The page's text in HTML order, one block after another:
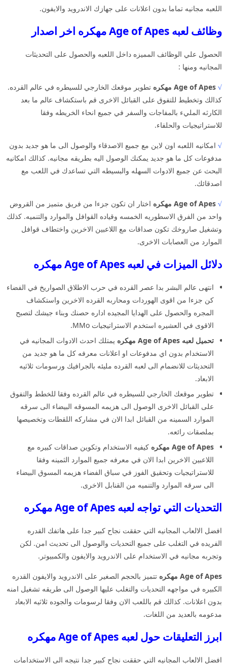
اللعبه مجانيه تماما بدون اعلانات على جهازك الاندرويد والايفون.
وظائف لعبه Age of Apes مهكره اخر اصدار
الحصول علي الوظائف المميزه داخل اللعبه والحصول على التحديثات
المجانيه ومنها :
√ Age of Apes مهكره
تطوير موقعك الخارجي للسيطره في عالم القرده.
كذالك وتخطيط للتفوق على القبائل الاخرى قم باستكشاف عالم ما بعد
الكارثه المليء بالمفاجات والسفر في جميع انحاء الخريطه وفقا
للاستراتيجيات والحلفاء.
√ امكانيه اللعبه اون لاين مع جميع الاصدقاء والوصول الى ما هو جديد بدون
مدفوعات كل ما هو جديد يمكنك الوصول اليه بطريقه مجانيه. كذالك امكانيه
البحث عن جميع الادوات السهله والبسيطه التي تساعدك في اللعب مع
اصدقائك.
√ Age of Apes مهكره
اختار ان تكون جزءا من فريق متميز من القروض
واحد من الفرق الاسطوريه الخمسه وقياده القوافل والموارد والتنميه. كذلك
وتشغيل صاروخك تكون صداقات مع اللاعبين الاخرين واختطاف قوافل
الموارد من العصابات الاخرى.
دلائل الميزات في لعبه Age of Apes مهكره
انتهى عالم البشر بدا عصر القرده في حرب الاطلاق الصواريخ في الفضاء
كن جزءا من اقوى الهوردات ومحاربه القرده الاخرين واستكشاف
المجره والحصول على الهدايا المجيده اداره حصنك وبناء جيشك لتصبح
الاقوى في العشيره استخدم الاستراتيجيات MMo.
تحميل لعبه Age of Apes مهكره
يمتلك احدث الادوات المجانيه في
الاستخدام بدون اي مدفوعات او اعلانات معرفه كل ما هو جديد من
التحديثات للانضمام الى لعبه القرده مليئه بالجرافيك ورسومات ثلاثيه
الابعاد.
تطوير موقعك الخارجي للسيطره في عالم القرده وفقا للخطط والتفوق
على القبائل الاخرى الوصول الى هزيمه المسوقه البيضاء الى سرقه
الموارد السمينه من القبائل ابدا الان في مشاركه اللقطات وتخصيصها
بملصقات رائعه.
Age of Apes مهكره
كيفيه الاستخدام وتكوين صداقات كبيره مع
اللاعبين الاخرين ابدا الان في معرفه جميع الموارد الثمينه وفقا
للاستراتيجيات وتحقيق الفوز في سباق الفضاء هزيمه المسوق البيضاء
الى سرقه الموارد والتنميه من القنابل الاخرى.
التحديات التي تواجه لعبه Age of Apes مهكره
افضل الالعاب المجانيه التي حققت نجاح كبير جدا على هاتفك القدره
الفريده في التغلب على جميع التحديات والوصول الى تحديث امن. لكن
وتجربه مجانيه في الاستخدام على الاندرويد والايفون والكمبيوتر.
Age of Apes مهكره
تتميز بالحجم الصغير على الاندرويد والايفون القدره
الكبيره في مواجهه التحديات والتغلب عليها الوصول الى طريقه تشغيل امنه
بدون اعلانات. كذالك قم باللعب الان وفقا لرسومات والجوده ثلاثيه الابعاد
مدعومه بالعديد من اللغات.
ابرز التعليقات حول لعبه Age of Apes مهكره
افضل الالعاب المجانيه التي حققت نجاح كبير جدا نتيجه الى الاستخدامات